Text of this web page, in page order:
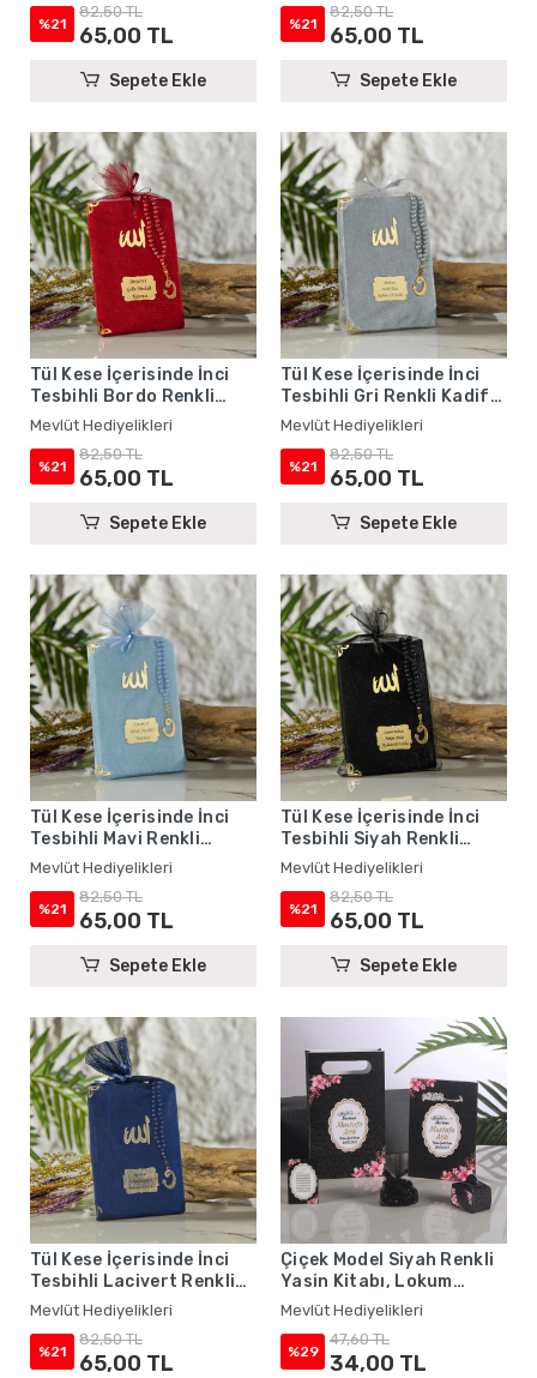
%21
82,50 TL
65,00 TL
Sepete Ekle
%21
82,50 TL
65,00 TL
Sepete Ekle
Tül Kese İçerisinde İnci
Tesbihli Bordo Renkli
Kadife Yasin Kitabı Seti -
Mevlüt Hediyelikleri
Mevlüt Hediyelikleri
%21
82,50 TL
65,00 TL
Sepete Ekle
Tül Kese İçerisinde İnci
Tesbihli Gri Renkli Kadife
Yasin Kitabı Seti - Mevlüt
Hediyelikleri
Mevlüt Hediyelikleri
%21
82,50 TL
65,00 TL
Sepete Ekle
Tül Kese İçerisinde İnci
Tesbihli Mavi Renkli
Kadife Yasin Kitabı Seti -
Mevlüt Hediyelikleri
Mevlüt Hediyelikleri
%21
82,50 TL
65,00 TL
Sepete Ekle
Tül Kese İçerisinde İnci
Tesbihli Siyah Renkli
Kadife Yasin Kitabı Seti -
Mevlüt Hediyelikleri
Mevlüt Hediyelikleri
%21
82,50 TL
65,00 TL
Sepete Ekle
Tül Kese İçerisinde İnci
Tesbihli Lacivert Renkli
Kadife Yasin Kitabı Seti -
Mevlüt Hediyelikleri
Mevlüt Hediyelikleri
%21
82,50 TL
65,00 TL
Çiçek Model Siyah Renkli
Yasin Kitabı, Lokum
Kutusu, Magnet, Karton
Çanta ve Tesbih - Mevlüt
Hediyelikleri
Mevlüt Hediyelikleri
%29
47,60 TL
34,00 TL